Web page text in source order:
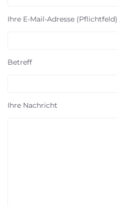
Ihre E-Mail-Adresse (Pflichtfeld)
Betreff
Ihre Nachricht